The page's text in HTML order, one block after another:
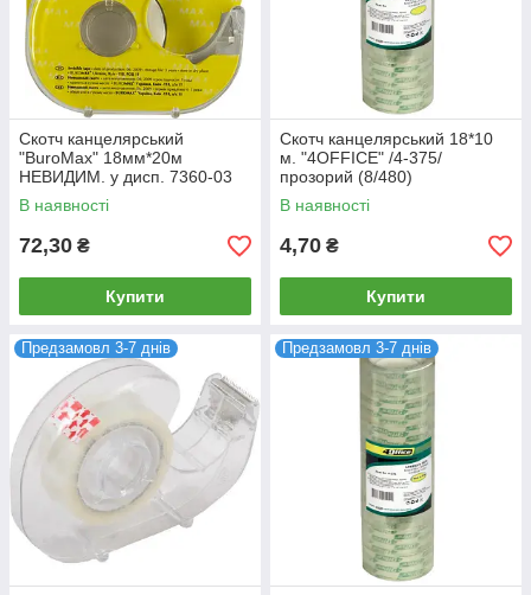
Скотч канцелярський
"BuroMax" 18мм*20м
НЕВИДИМ. у дисп. 7360-03
прозорий (1/12/144)
В наявності
72,30 ₴
Купити
Скотч канцелярський 18*10
м. "4OFFICE" /4-375/
прозорий (8/480)
В наявності
4,70 ₴
Купити
Предзамовл 3-7 днів Предзамовл 3-7 днів